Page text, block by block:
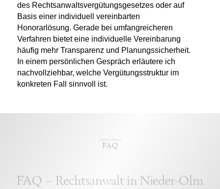
des Rechtsanwaltsvergütungsgesetzes oder auf
Basis einer individuell vereinbarten
Honorarlösung. Gerade bei umfangreicheren
Verfahren bietet eine individuelle Vereinbarung
häufig mehr Transparenz und Planungssicherheit.
In einem persönlichen Gespräch erläutere ich
nachvollziehbar, welche Vergütungsstruktur im
konkreten Fall sinnvoll ist.
FAQ
FAQ – Rechtsanwalt in Nieder-Olm